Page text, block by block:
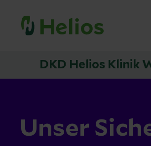
DKD Helios Klinik
Unser